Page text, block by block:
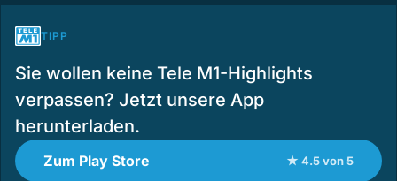
TIPP
Sie wollen keine Tele M1-Highlights
verpassen? Jetzt unsere App
herunterladen.
Zum Play Store ★ 4.5 von 5